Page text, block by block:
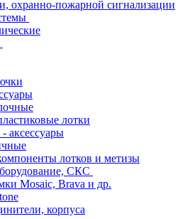
охранно-пожарной сигнализации
лотки
аксессуары
лотков и метизы
СКС
Mosaic, Brava и др.
корпуса